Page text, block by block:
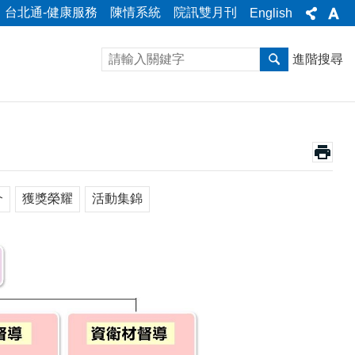
台北通-健康服務 陳情系統 院訊雙月刊 English
進階搜尋
獲獎榮耀 活動集錦